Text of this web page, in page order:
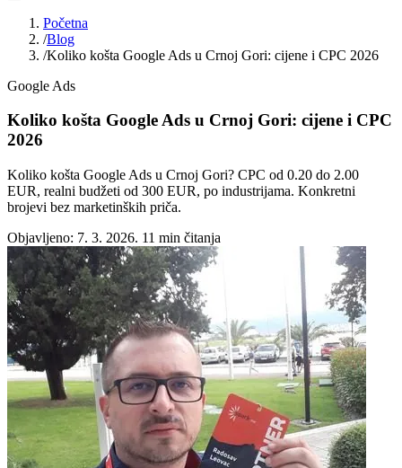
Početna
/Blog
/Koliko košta Google Ads u Crnoj Gori: cijene i CPC 2026
Google Ads
Koliko košta Google Ads u Crnoj Gori: cijene i CPC
2026
Koliko košta Google Ads u Crnoj Gori? CPC od 0.20 do 2.00
EUR, realni budžeti od 300 EUR, po industrijama. Konkretni
brojevi bez marketinških priča.
Objavljeno: 7. 3. 2026. 11 min čitanja